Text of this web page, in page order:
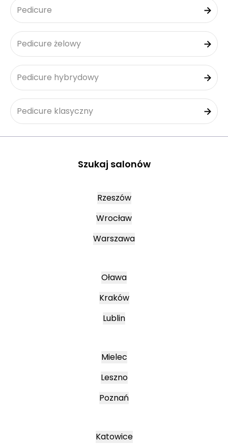
Pedicure
Pedicure żelowy
Pedicure hybrydowy
Pedicure klasyczny
Szukaj salonów
Rzeszów
Wrocław
Warszawa
Oława
Kraków
Lublin
Mielec
Leszno
Poznań
Katowice